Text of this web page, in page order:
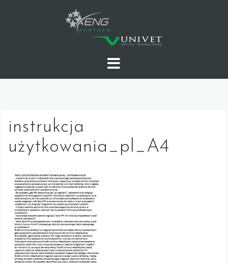
instrukcja
użytkowania_pl_A4